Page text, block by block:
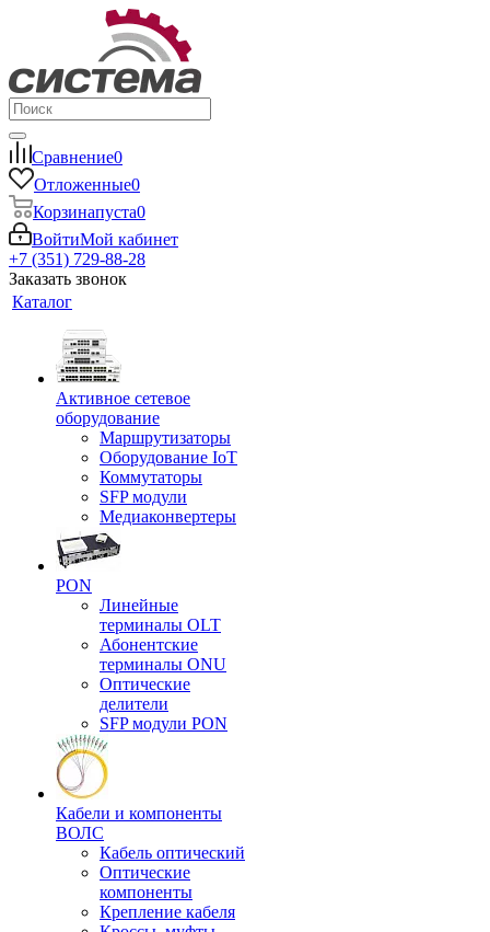
Сравнение0
Отложенные0
Корзинапуста0
ВойтиМой кабинет
+7 (351) 729-88-28
Заказать звонок
Каталог
Активное сетевое
оборудование
Маршрутизаторы
Оборудование IoT
Коммутаторы
SFP модули
Медиаконвертеры
PON
Линейные
терминалы OLT
Абонентские
терминалы ONU
Оптические
делители
SFP модули PON
Кабели и компоненты
ВОЛС
Кабель оптический
Оптические
компоненты
Крепление кабеля